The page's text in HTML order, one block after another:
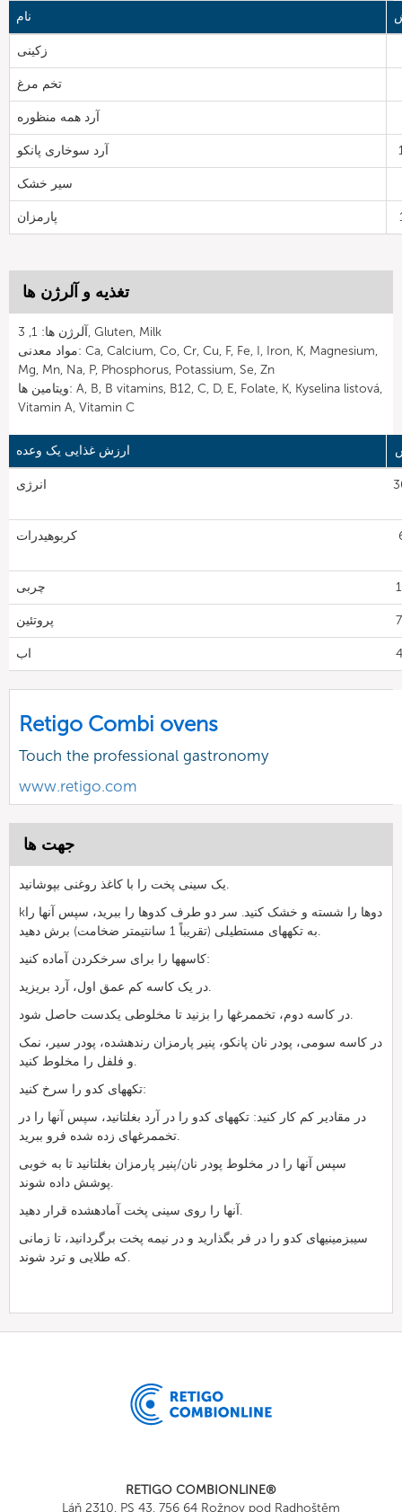
نام
زکینی
تخم مرغ
آرد همه منظوره
آرد سوخاری پانکو
سیر خشک
پارمزان
تغذیه و آلرژن ها
آلرژن ها: 1, 3, Gluten, Milk
مواد معدنی: Ca, Calcium, Co, Cr, Cu, F, Fe, I, Iron, K, Magnesium,
Mg, Mn, Na, P, Phosphorus, Potassium, Se, Zn
ویتامین ها: A, B, B vitamins, B12, C, D, E, Folate, K, Kyselina listová,
Vitamin A, Vitamin C
ارزش غذایی یک وعده
انرژی
کربوهیدرات
چربی
پروتئین
اب
Retigo Combi ovens
Touch the professional gastronomy
www.retigo.com
جهت ها
یک سینی پخت را با کاغذ روغنی بپوشانید.
kدوها را شسته و خشک کنید. سر دو طرف کدوها را ببرید، سپس آنها را
به تکههای مستطیلی (تقریباً 1 سانتیمتر ضخامت) برش دهید.
کاسهها را برای سرخکردن آماده کنید:
در یک کاسه کم عمق اول، آرد بریزید.
در کاسه دوم، تخممرغها را بزنید تا مخلوطی یکدست حاصل شود.
در کاسه سومی، پودر نان پانکو، پنیر پارمزان رندهشده، پودر سیر، نمک
و فلفل را مخلوط کنید.
تکههای کدو را سرخ کنید:
در مقادیر کم کار کنید: تکههای کدو را در آرد بغلتانید، سپس آنها را در
تخممرغهای زده شده فرو ببرید.
سپس آنها را در مخلوط پودر نان/پنیر پارمزان بغلتانید تا به خوبی
پوشش داده شوند.
آنها را روی سینی پخت آمادهشده قرار دهید.
سیبزمینیهای کدو را در فر بگذارید و در نیمه پخت برگردانید، تا زمانی
که طلایی و ترد شوند.
RETIGO COMBIONLINE®
Láň 2310, PS 43, 756 64 Rožnov pod Radhoštěm